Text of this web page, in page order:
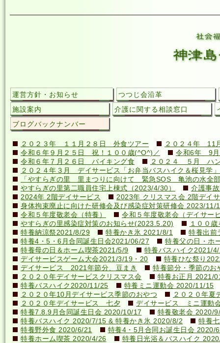
運営方針・お知らせ
つつじ会沿革
施設案内
介護に関する相談窓口
ブログバックナンバー
２０２３年 １１月２８日 外食ツアー
２０２４年 11
令和６年９月２５日 祝！１００歳(^O^)／
令和6年 9
令和６年７月２６日 バイキング食
２０２４ ５月 ハ
２０２４年３月 デイサービス「お弁当バスハイク＆桜見学」
「やすらぎの里 里まつりに向けて 緊急SOS 亀池の水全
やすらぎの里第二職員住宅上棟式（2023/4/30）
介護事
2024年 2階デイサービス
2023年 クリスマス会 2階デイ
身体拘束廃止に向けた研修会及び感染症対策研修会 2023/11/
令和５年度敬老会（特養）
令和５年度敬老会（デイサー
やすらぎの里感染症対策のお知らせ(2023.5.20)
１００
特養納涼祭2021/8/29
特養かき氷 2021/8/1
特養出前
特養4・5・6月合同誕生日会2021/06/27
特養父の日・ホ
特養母の日＆ホーム喫茶2021/5/9
特養バスハイク2021/
デイサービスゲーム大会2021/3/19・20
特養ひな祭り
デイサービス 2021年節分、豆まき
特養節分・季節の
２０２０年デイサービスクリスマス会
特養お正月 2021/
特養バスハイク2020/11/25
特養ミニ運動会 2020/11/15
２０２０年10月デイサービス季節のおやつ
２０２０年夏
２０２０年デイサービス 七夕
デイサービス ミニ運動
特養7.8.9月合同誕生日会 2020/10/17
特養敬老会 2020/
特養バスハイク 2020/7/15 & 特養かき氷 2020/8/2
特養
特養野外食 2020/6/21
特養4・5月合同お誕生日会 2020/
特養ホーム喫茶 2020/4/26
特養日光浴＆バスハイク